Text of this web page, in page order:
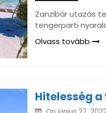
Zanzibár utazás
tengerparti
Olvass tovább